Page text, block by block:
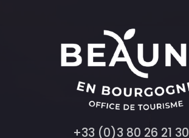
+33 (0)3 80 26 21 30